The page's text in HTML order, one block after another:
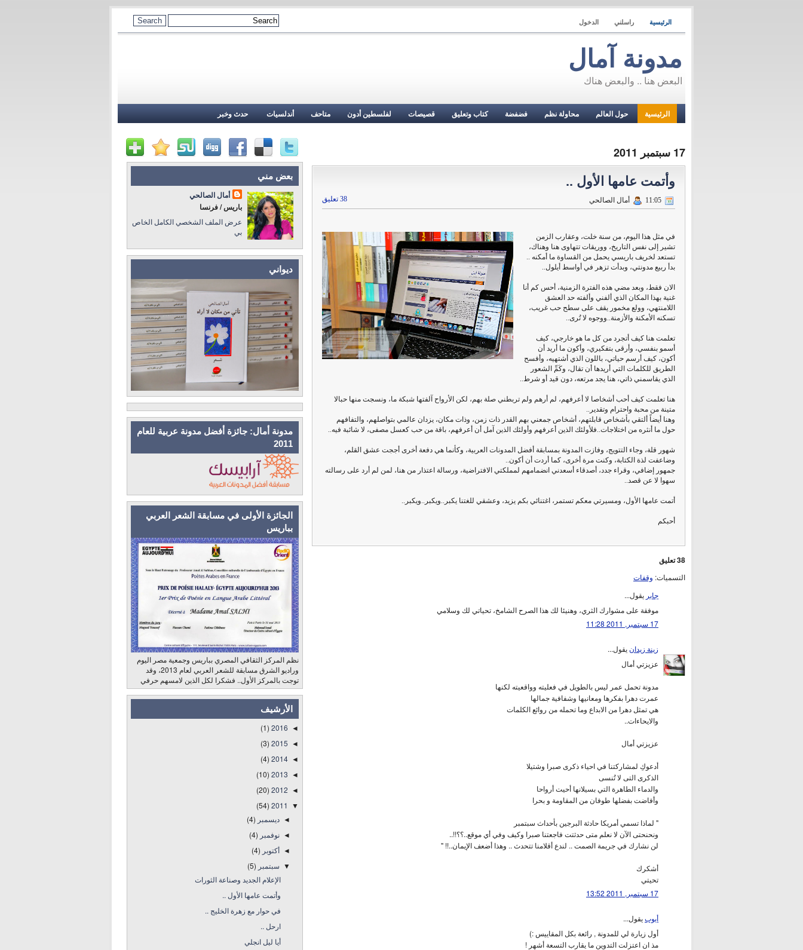
الرئيسية راسلني الدخول
مدونة آمال
البعض هنا .. والبعض هناك
الرئيسية حول العالم محاولة نظم فضفضة كتاب وتعليق قصيصات لفلسطين أدون متاحف أندلسيات حدث وخبر
17 سبتمبر 2011
وأتمت عامها الأول ..
38 تعليق أمال الصالحي
في مثل هذا اليوم، من سنة خلت، وعقارب الزمن
تشير إلى نفس التاريخ، ووريقات تتهاوى هنا وهناك،
تستعد لخريف باريسي يحمل من القساوة ما أمكنه ..
بدأ ربيع مدونتي، وبدأت تزهر في أواسط أيلول..
الان فقط، وبعد مضي هذه الفترة الزمنية، أحس كم أنا
غنية بهذا المكان الذي ألفني وألفته حد العشق
اللامنتهي، وولع مخمور يقف على سطح حب غريب،
تسكنه الأمكنة والأزمنة..ووجوه لا تُرى..
تعلمت هنا كيف أتجرد من كل ما هو خارجي، كيف
أسمو بنفسي، وأرقى بتفكيري، وأكون ما أريد أن
أكون، كيف أرسم حياتي، باللون الذي أشتهيه، وأفسح
الطريق للكلمات التي أريدها أن تقال، وكَمِّ الشعور
الذي يقاسمني ذاتي، هنا يجد مرتعه، دون قيد أو شرط..
هنا تعلمت كيف أحب أشخاصا لا أعرفهم، لم أرهم ولم تربطني صلة بهم، لكن الأرواح آلفتها شبكة ما، ونسجت منها حبالا
متينة من محبة واحترام وتقدير..
وهنا أيضاً ألتقي بأشخاص قابلتهم، أشخاص جمعني بهم القدر ذات زمن، وذات مكان، يزدان عالمي بتواصلهم، والتفافهم
حول ما أنثره من اختلاجات..فلأولئك الذين أعرفهم وأولئك الذين آمل أن أعرفهم، باقة من حب كعسل مصفى، لا شائبة فيه..
شهور قلة، وجاء التتويج، وفازت المدونة بمسابقة أفضل المدونات العربية، وكأنما هي دفعة أخرى أججت عشق القلم،
وضاعفت لذة الكتابة، وكنت مرة أخرى، كما أردت أن أكون..
جمهور إضافي، وقراء جدد، أصدقاء أسعدني انضمامهم لمملكتي الافتراضية، ورسالة اعتذار من هنا، لمن لم أرد على رسالته
سهوا لا عن قصد..
أتمت عامها الأول، ومسيرتي معكم تستمر، اغتنائي بكم يزيد، وعشقي للغتنا يكبر..ويكبر..ويكبر..
أحبكم
38 تعليق
التسميات: وقفات
جابر يقول...
موفقة على مشوارك الثري، وهنيئا لك هذا الصرح الشامخ، تحياتي لك وسلامي
17 سبتمبر, 2011 11:28
زينة زيدانيقول...
عزيزتي أمال
مدونة تحمل عمر ليس بالطويل في فعليته وواقعيته لكنها
عمرت دهرا بفكرها ومعانيها وشفافية جمالها
هي تمثل دهرا من الابداع وما تحمله من روائع الكلمات
والايحاءات..
عزيزتي أمال
أدعوكِ لمشاركتنا في احياء ذكرى صبرا وشتيلا
الذكرى التى لا تُنسى
والدماء الطاهرة التي بسيلانها أحيت أرواحا
وأفاضت بفضلها طوفان من المقاومة و بحرا
" لماذا تسمي أمريكا حادثة البرجين بأحداث سبتمبر
ونحنحتى الآن لا نعلم متى حدثتت فاجعتنا صبرا وكيف وفي أي موقع..؟؟!!..
لن نشارك في جريمة الصمت .. لندع أقلامنا تتحدث .. وهذا أضعف الإيمان..!! "
أشكرك
تحيتي
17 سبتمبر, 2011 13:52
أيوبيقول...
أول زيارة لي للمدونة , رائعة بكل المقاييس :)
مذ ان اعتزلت التدوين ما يقارب التسعة أشهر !
بعض مني
أمال الصالحي
باريس / فرنسا
عرض الملف الشخصي الكامل الخاص
بي
ديواني
مدونة أمال: جائزة أفضل مدونة عربية للعام
2011
الجائزة الأولى في مسابقة الشعر العربي
بباريس
نظم المركز الثقافي المصري بباريس وجمعية مصر اليوم
وراديو الشرق مسابقة للشعر العربي لعام 2013، وقد
توجت بالمركز الأول.. فشكرا لكل الذين لامسهم حرفي
الأرشيف
◄
2016
(1)
◄
2015
(3)
◄
2014
(4)
◄
2013
(10)
◄
2012
(20)
▼
2011
(54)
◄ديسمبر (4)
◄نوفمبر (4)
◄ أكتوبر (4)
▼ سبتمبر (5)
الإعلام الجديد وصناعة الثورات
وأتمت عامها الأول ..
في حوار مع زهرة الخليج ..
ارحل ..
أيا ليل انجلي